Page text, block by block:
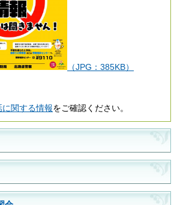
（JPG：385KB）
に関する情報をご確認ください。